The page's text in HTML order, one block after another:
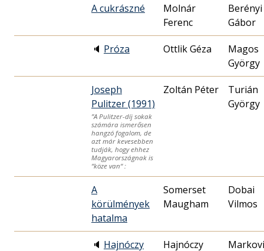
A cukrászné
Molnár
Ferenc
Berényi
Gábor
🔈 Próza Ottlik Géza
Magos
György
Joseph
Pulitzer (1991)
”A Pulitzer-díj sokak
számára ismerősen
hangzó fogalom, de
azt már kevesebben
tudják, hogy ehhez
Magyarországnak is
“köze van“ :
Zoltán Péter
Turián
György
A
körülmények
hatalma
Somerset
Maugham
Dobai
Vilmos
🔈 Hajnóczy Hajnóczy